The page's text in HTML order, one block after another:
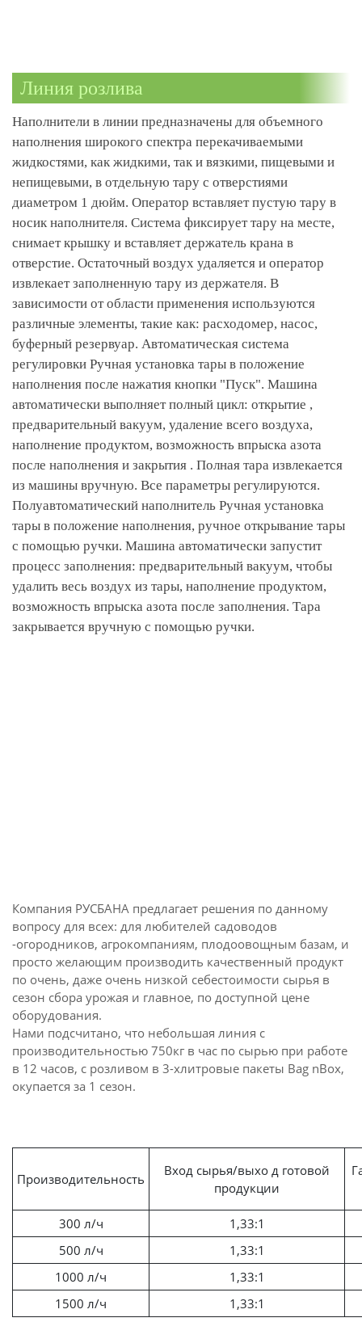
Линия розлива
Наполнители в линии предназначены для объемного
наполнения широкого спектра перекачиваемыми
жидкостями, как жидкими, так и вязкими, пищевыми и
непищевыми, в отдельную тару с отверстиями
диаметром 1 дюйм. Оператор вставляет пустую тару в
носик наполнителя. Система фиксирует тару на месте,
снимает крышку и вставляет держатель крана в
отверстие. Остаточный воздух удаляется и оператор
извлекает заполненную тару из держателя. В
зависимости от области применения используются
различные элементы, такие как: расходомер, насос,
буферный резервуар. Автоматическая система
регулировки Ручная установка тары в положение
наполнения после нажатия кнопки "Пуск". Машина
автоматически выполняет полный цикл: открытие ,
предварительный вакуум, удаление всего воздуха,
наполнение продуктом, возможность впрыска азота
после наполнения и закрытия . Полная тара извлекается
из машины вручную. Все параметры регулируются.
Полуавтоматический наполнитель Ручная установка
тары в положение наполнения, ручное открывание тары
с помощью ручки. Машина автоматически запустит
процесс заполнения: предварительный вакуум, чтобы
удалить весь воздух из тары, наполнение продуктом,
возможность впрыска азота после заполнения. Тара
закрывается вручную с помощью ручки.
Компания РУСБАНА предлагает решения по данному
вопросу для всех: для любителей садоводов
-огородников, агрокомпаниям, плодоовощным базам, и
просто желающим производить качественный продукт
по очень, даже очень низкой себестоимости сырья в
сезон сбора урожая и главное, по доступной цене
оборудования.
Нами подсчитано, что небольшая линия с
производительностью 750кг в час по сырью при работе
в 12 часов, с розливом в 3-хлитровые пакеты Bag nBox,
окупается за 1 сезон.
Производительность
Вход сырья/выхо д готовой
продукции
300 л/ч
1,33:1
500 л/ч
1,33:1
1000 л/ч
1,33:1
1500 л/ч
1,33:1